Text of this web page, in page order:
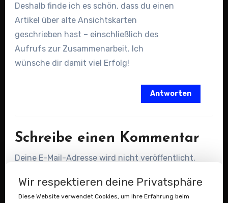
Deshalb finde ich es schön, dass du einen
Artikel über alte Ansichtskarten
geschrieben hast – einschließlich des
Aufrufs zur Zusammenarbeit. Ich
wünsche dir damit viel Erfolg!
Antworten
Schreibe einen Kommentar
Deine E-Mail-Adresse wird nicht veröffentlicht.
Kommentar
Wir respektieren deine Privatsphäre
Diese Website verwendet Cookies, um Ihre Erfahrung beim